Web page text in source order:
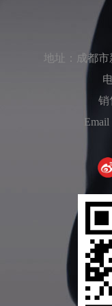
地址：成都市
销